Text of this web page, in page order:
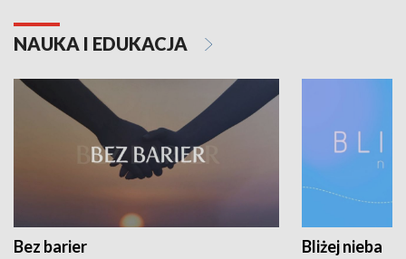
NAUKA I EDUKACJA
Bez barier Bliżej nieba